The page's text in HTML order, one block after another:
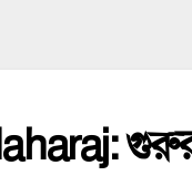
গুরুর